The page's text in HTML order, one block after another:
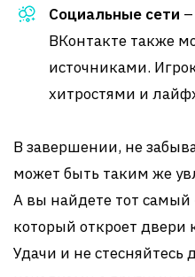
Социальные сети
ВКонтакте также
источниками.
хитростями и
В завершении, не
может быть таким же
А вы найдете тот
который откроет двери
Удачи и не стесняйтесь